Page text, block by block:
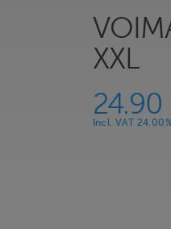
XXL
24.90
Incl. VAT